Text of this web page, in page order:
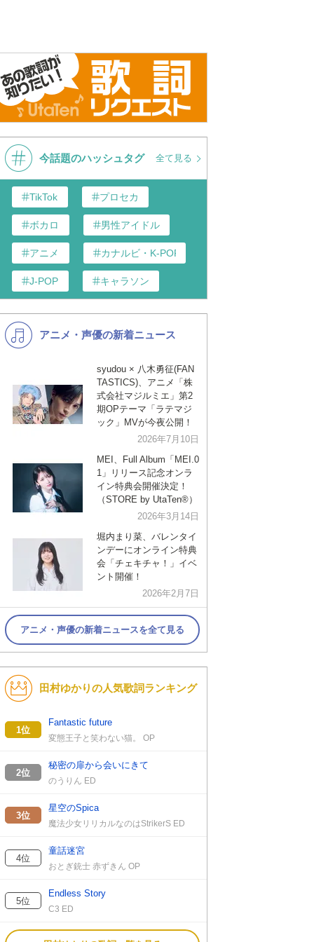
今話題のハッシュタグ 全て見る
TikTok プロセカ
ボカロ 男性アイドル
アニメ カナルビ・K-POP和訳
J-POP キャラソン
K-POP 洋楽
演歌・歌謡
VTuber ジャニーズ
アニメ・声優の新着ニュース
syudou × 八木勇征(FAN
TASTICS)、アニメ「株
式会社マジルミエ」第2
期OPテーマ「ラテマジ
ック」MVが今夜公開！
2026年7月10日
MEI、Full Album「MEI.0
1」リリース記念オンラ
イン特典会開催決定！
（STORE by UtaTen®︎）
2026年3月14日
堀内まり菜、バレンタイ
ンデーにオンライン特典
会「チェキチャ！」イベ
ント開催！
2026年2月7日
アニメ・声優の新着ニュースを全て見る
田村ゆかりの人気歌詞ランキング
1位
Fantastic future
変態王子と笑わない猫。 OP
2位
秘密の扉から会いにきて
のうりん ED
3位
星空のSpica
魔法少女リリカルなのはStrikerS ED
4位
童話迷宮
おとぎ銃士 赤ずきん OP
5位
Endless Story
C3 ED